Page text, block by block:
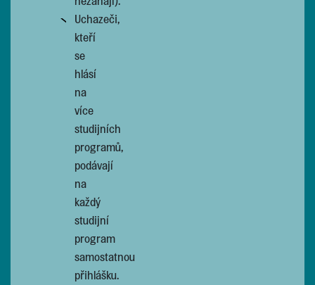
Uchazeči,
kteří
se
hlásí
na
více
studijních
programů,
podávají
na
každý
studijní
program
samostatnou
přihlášku.